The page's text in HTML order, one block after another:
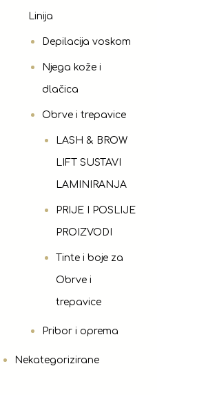
Linija
Depilacija voskom
Njega kože i
dlačica
Obrve i trepavice
LASH & BROW
LIFT SUSTAVI
LAMINIRANJA
PRIJE I POSLIJE
PROIZVODI
Tinte i boje za
Obrve i
trepavice
Pribor i oprema
Nekategorizirane